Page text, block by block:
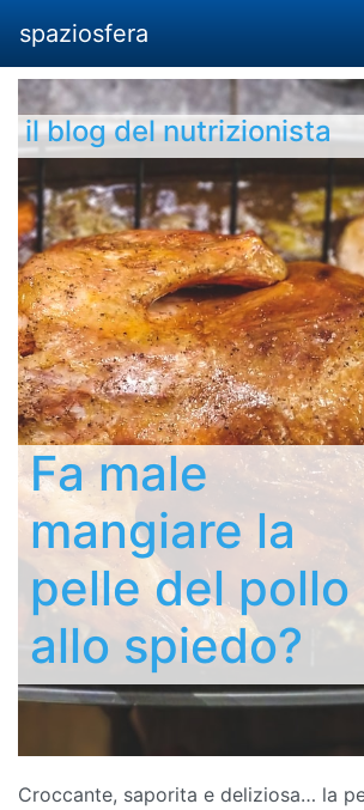
spaziosfera
il blog del nutrizionista
Fa male
mangiare la
pelle del pollo
allo spiedo?
Croccante, saporita e deliziosa… la